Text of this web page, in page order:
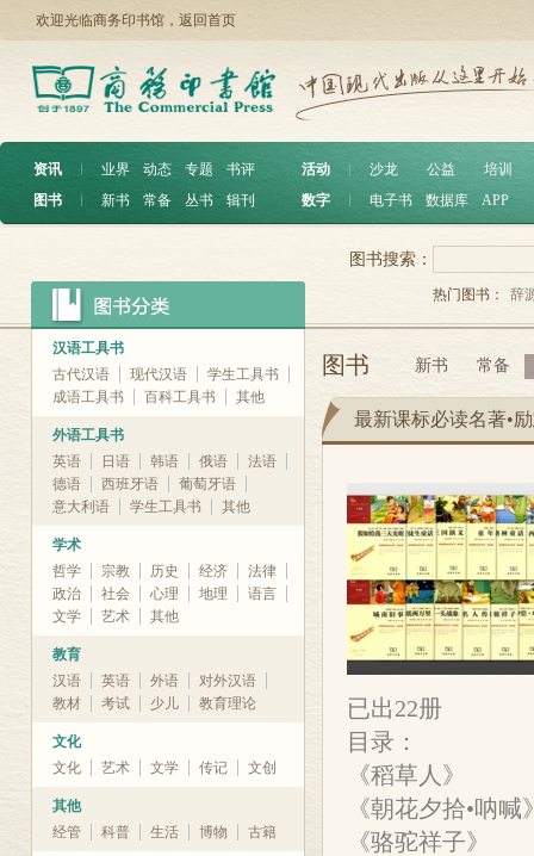
欢迎光临商务印书馆， 返回首页
资讯 ︱ 业界 动态 专题
书评
图书
︱ 新书 常备 丛书 辑刊
活动 沙龙 公益
培训
数字
电子书 数据库 APP
汉语工具书
古代汉语
现代汉语
学生工具书
成语工具书
百科工具书 其他
外语工具书
英语
日语 韩语 俄语
法语
德语
西班牙语
葡萄牙语
意大利语
学生工具书 其他
学术
哲学
宗教 历史 经济
法律
政治
社会 心理 地理
语言
文学
艺术 其他
教育
汉语
英语 外语
对外汉语
教材
考试 少儿 教育理论
文化
文化
艺术 文学 传记 文创
其他
经管
科普 生活 博物 古籍
图书搜索：
热门图书： 辞
图书 新书 常备
最新课标必读名著•
已出22册
目录：
《稻草人》
《朝花夕拾•呐喊
《骆驼祥子》